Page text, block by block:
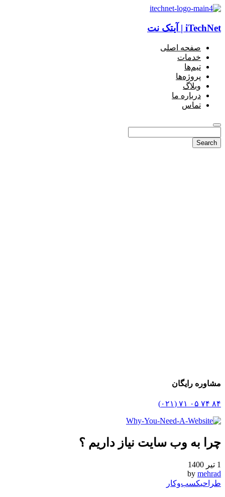
iTechNet | آیتک نت
صفحه اصلی
خدمات
تیم‌ها
پروژه‌ها
وبلاگ
درباره ما
تماس
مشاوره رایگان
۸۴ ۷۴ ۰۵ ۷۱ (۰۲۱)
چرا به وب سایت نیاز داریم ؟
1 تیر 1400
by mehrad
طراحیکسب‌و‌کار